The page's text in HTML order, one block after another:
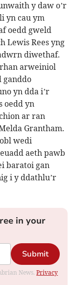
y daw o’r
yn cau ym
oedd gweld
Lewis Rees yng
diwethaf.
arweiniol
ganddo
yn dda i’r
oedd yn
ar ran
Grantham.
wedi
aeth pawb
baratoi gan
i y ddathlu’r
in your
Submit
News.Privacy